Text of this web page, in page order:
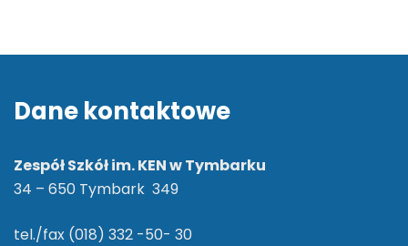
Dane kontaktowe
Zespół Szkół im. KEN w Tymbarku
34 – 650 Tymbark 349
tel./fax (018) 332 -50- 30